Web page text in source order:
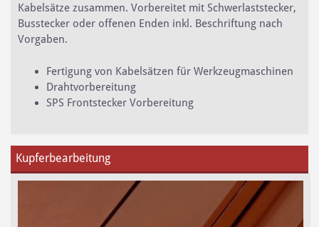
Kabelsätze zusammen. Vorbereitet mit Schwerlaststecker,
Busstecker oder offenen Enden inkl. Beschriftung nach
Vorgaben.
Fertigung von Kabelsätzen für Werkzeugmaschinen
Drahtvorbereitung
SPS Frontstecker Vorbereitung
Kupferbearbeitung